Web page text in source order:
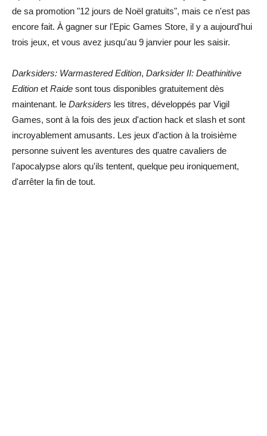
de sa promotion "12 jours de Noël gratuits", mais ce n'est pas
encore fait. À gagner sur l'Epic Games Store, il y a aujourd'hui
trois jeux, et vous avez jusqu'au 9 janvier pour les saisir.
Darksiders: Warmastered Edition, Darksider II: Deathinitive
Edition et Raide sont tous disponibles gratuitement dès
maintenant. le Darksiders les titres, développés par Vigil
Games, sont à la fois des jeux d'action hack et slash et sont
incroyablement amusants. Les jeux d'action à la troisième
personne suivent les aventures des quatre cavaliers de
l'apocalypse alors qu'ils tentent, quelque peu ironiquement,
d'arrêter la fin de tout.